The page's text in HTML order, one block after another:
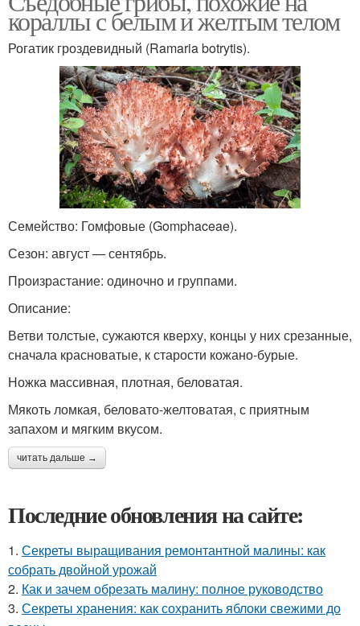
кораллы с белым и желтым телом
Рогатик гроздевидный (Ramaria botrytis).
Семейство: Гомфовые (Gomphaceae).
Сезон: август — сентябрь.
Произрастание: одиночно и группами.
Описание:
Ветви толстые, сужаются кверху, концы у них срезанные,
сначала красноватые, к старости кожано-бурые.
Ножка массивная, плотная, беловатая.
Мякоть ломкая, беловато-желтоватая, с приятным
запахом и мягким вкусом.
читать дальше →
Последние обновления на сайте:
1. Секреты выращивания ремонтантной малины: как
собрать двойной урожай
2. Как и зачем обрезать малину: полное руководство
3. Секреты хранения: как сохранить яблоки свежими до